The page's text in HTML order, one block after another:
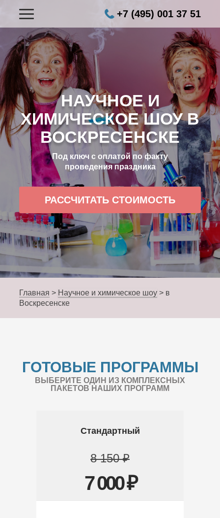
+7 (495) 001 37 51
НАУЧНОЕ И
ХИМИЧЕСКОЕ ШОУ В
ВОСКРЕСЕНСКЕ
Под ключ с оплатой по факту
проведения праздника
РАССЧИТАТЬ СТОИМОСТЬ
Главная > Научное и химическое шоу > в
Воскресенске
ГОТОВЫЕ ПРОГРАММЫ
ВЫБЕРИТЕ ОДИН ИЗ КОМПЛЕКСНЫХ
ПАКЕТОВ НАШИХ ПРОГРАММ
Стандартный
8 150 ₽
7 000 ₽